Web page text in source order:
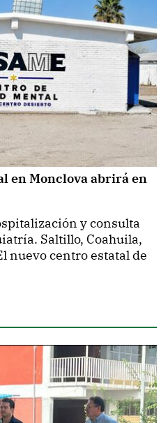
en Monclova abrirá en
y consulta
Saltillo, Coahuila,
nuevo centro estatal de